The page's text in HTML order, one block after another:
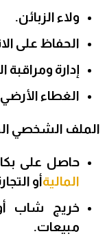
ولاء الزبائن.
الحفاظ على
إدارة ومراقبة
الغطاء
الملف الشخصي
حاصل على بكالوريا + 2 كحد
الماليةأو
خريج شاب
مبيعات.